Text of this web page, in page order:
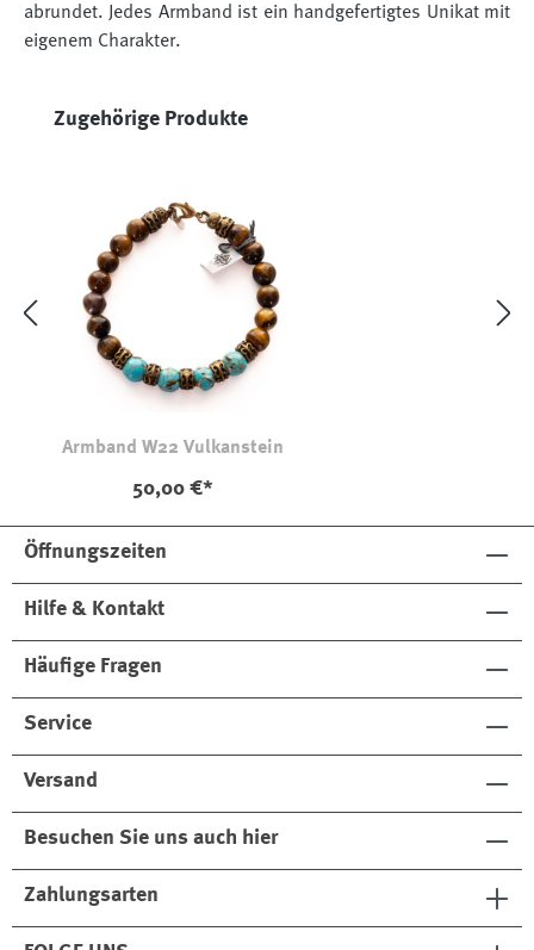
abrundet. Jedes Armband ist ein handgefertigtes Unikat mit
eigenem Charakter.
Produktgalerie überspringen
Zugehörige Produkte
Armband W22 Vulkanstein
50,00 €*
Öffnungszeiten
Hilfe & Kontakt
Häufige Fragen
Service
Versand
Besuchen Sie uns auch hier
Zahlungsarten